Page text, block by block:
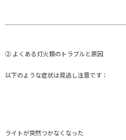
② よくある灯火類のトラブルと原因
以下のような症状は見逃し注意です：
ライトが突然つかなくなった